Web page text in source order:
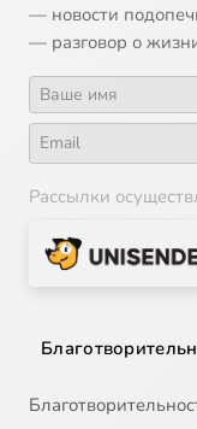
— новости
— разговор о
Рассылки